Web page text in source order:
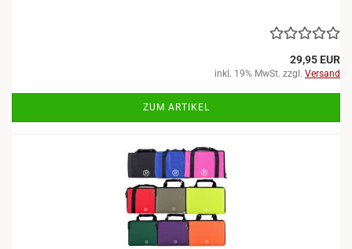
29,95 EUR
inkl. 19% MwSt. zzgl. Versand
ZUM ARTIKEL